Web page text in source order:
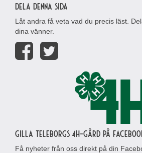
Dela denna sida
Låt andra få veta vad du precis läst.
dina vänner.
Gilla Teleborgs 4H-gård på
Få nyheter från oss direkt på din